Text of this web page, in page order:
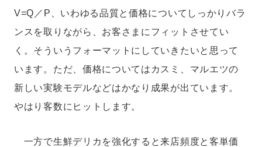
V=Q／P、いわゆる品質と価格についてしっかりバラ
ンスを取りながら、お客さまにフィットさせてい
く。そういうフォーマットにしていきたいと思って
います。ただ、価格についてはカスミ、マルエツの
新しい実験モデルなどはかなり成果が出ています。
やはり客数にヒットします。
一方で生鮮デリカを強化すると来店頻度と客単価